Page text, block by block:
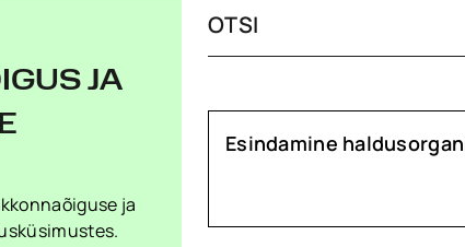
JA
ja
Esindamine